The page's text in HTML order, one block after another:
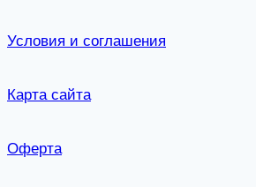
Условия и соглашения
Карта сайта
Оферта